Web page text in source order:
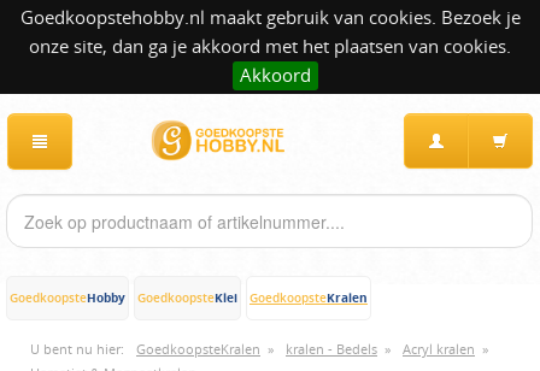
Goedkoopstehobby.nl maakt gebruik van cookies. Bezoek je
onze site, dan ga je akkoord met het plaatsen van cookies.
Akkoord
GoedkoopsteHobby GoedkoopsteKlei GoedkoopsteKralen
U bent nu hier: GoedkoopsteKralen » kralen - Bedels » Acryl kralen »